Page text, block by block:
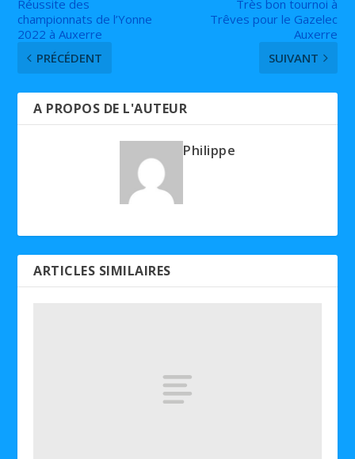
Réussite des
championnats de l’Yonne
2022 à Auxerre
PRÉCÉDENT
Très bon tournoi à
Trêves pour le Gazelec
Auxerre
SUIVANT
A PROPOS DE L'AUTEUR
Philippe
ARTICLES SIMILAIRES